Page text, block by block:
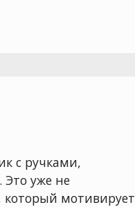
с ручками,
уже не
который мотивирует